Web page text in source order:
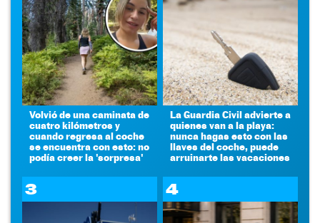
Volvió de una caminata de
cuatro kilómetros y
cuando regresa al coche
se encuentra con esto: no
podía creer la 'sorpresa'
La Guardia Civil advierte a
quienes van a la playa:
nunca hagas esto con las
llaves del coche, puede
arruinarte las vacaciones
3 4